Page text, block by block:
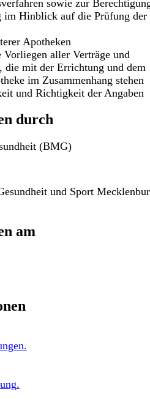
sowie zur
im Hinblick auf die Prüfung der
Apotheken
Vorliegen aller Verträge und
die mit der Errichtung und dem
im Zusammenhang stehen
und Richtigkeit der Angaben
durch
(BMG)
und Sport
am
.
.